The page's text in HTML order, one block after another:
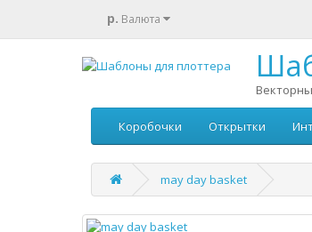
р. Валюта
Коробочки Открытки
may day basket